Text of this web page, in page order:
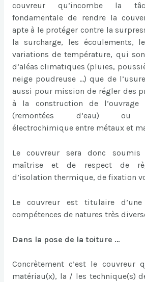
couvreur qu’incombe la
fondamentale de rendre la
apte à le protéger contre la
la surcharge, les écoulements,
variations de température, qui
d’aléas climatiques (pluies,
neige poudreuse …) que de
aussi pour mission de régler des
à la construction de
(remontées d’eau) ou
électrochimique entre métaux et
Le couvreur sera donc
maîtrise et de respect de
d’isolation thermique, de fixation
Le couvreur est titulaire
compétences de natures très
Dans la pose de la toiture …
Concrètement c’est le couvreur
matériau(x), la / les technique(s)